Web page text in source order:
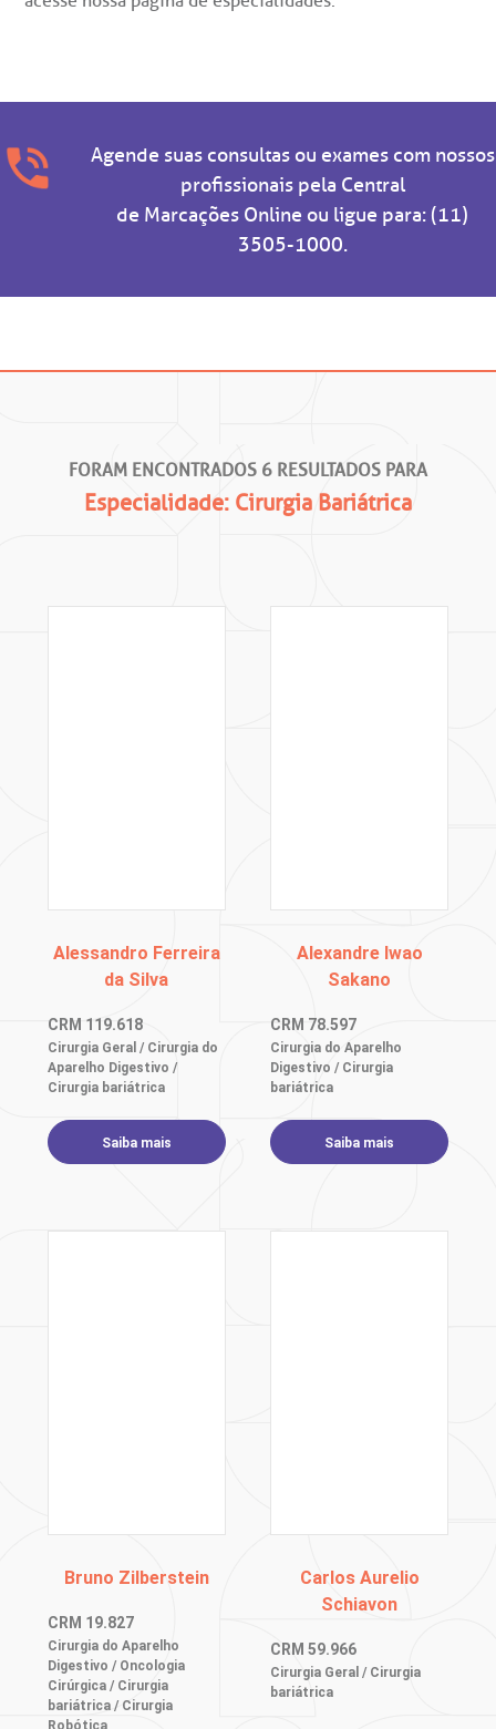
Agende suas consultas ou exames com nossos
profissionais pela Central
de Marcações Online ou ligue para: (11)
3505-1000.
FORAM ENCONTRADOS 6 RESULTADOS PARA
Especialidade: Cirurgia Bariátrica
Alessandro Ferreira
da Silva
CRM 119.618
Cirurgia Geral / Cirurgia do
Aparelho Digestivo /
Cirurgia bariátrica
Saiba mais
Alexandre Iwao
Sakano
CRM 78.597
Cirurgia do Aparelho
Digestivo / Cirurgia
bariátrica
Saiba mais
Bruno Zilberstein
CRM 19.827
Cirurgia do Aparelho
Digestivo / Oncologia
Cirúrgica / Cirurgia
bariátrica / Cirurgia
Robótica
Carlos Aurelio
Schiavon
CRM 59.966
Cirurgia Geral / Cirurgia
bariátrica